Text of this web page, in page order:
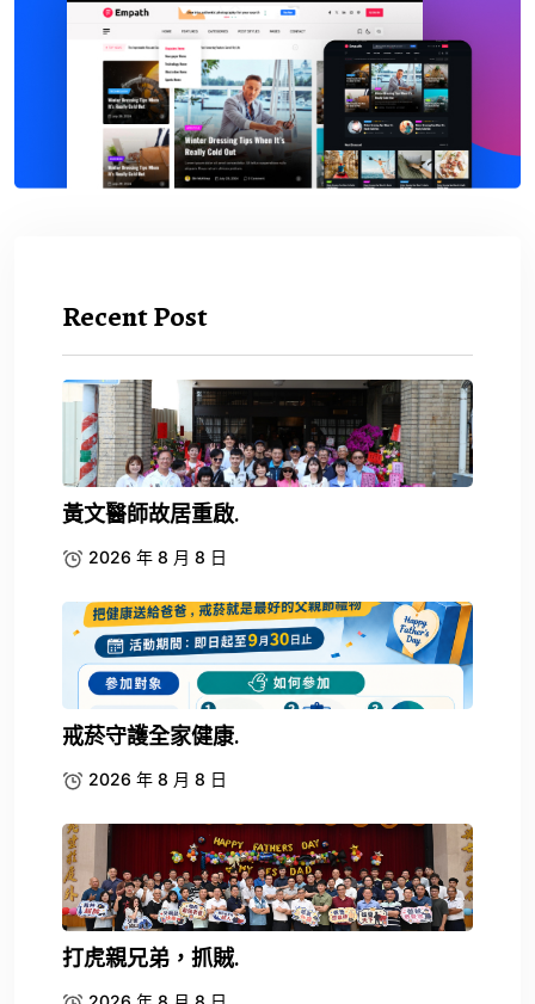
Recent Post
黃文醫師故居重啟.
2026 年 8 月 8 日
戒菸守護全家健康.
2026 年 8 月 8 日
打虎親兄弟，抓賊.